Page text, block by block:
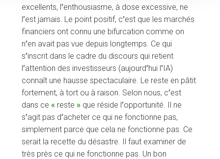
excellents, l’enthousiasme, à dose excessive, ne
l’est jamais. Le point positif, c’est que les marchés
financiers ont connu une bifurcation comme on
n’en avait pas vue depuis longtemps. Ce qui
s’inscrit dans le cadre du discours qui retient
l’attention des investisseurs (aujourd’hui l’IA)
connaît une hausse spectaculaire. Le reste en pâtit
fortement, à tort ou à raison. Selon nous, c’est
dans ce « reste » que réside l’opportunité. Il ne
s’agit pas d’acheter ce qui ne fonctionne pas,
simplement parce que cela ne fonctionne pas. Ce
serait la recette du désastre. Il faut examiner de
très près ce qui ne fonctionne pas. Un bon